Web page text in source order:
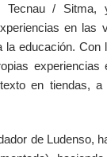
Tecnau /
en las
educación. Con
experiencias
en tiendas,
de Ludenso,